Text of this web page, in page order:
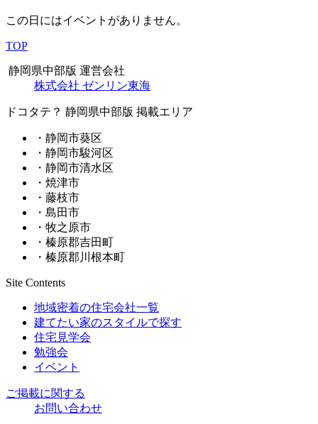
この日にはイベントがありません。
TOP
静岡県中部版 運営会社
株式会社 ゼンリン東海
ドコタテ？ 静岡県中部版 掲載エリア
・静岡市葵区
・静岡市駿河区
・静岡市清水区
・焼津市
・藤枝市
・島田市
・牧之原市
・榛原郡吉田町
・榛原郡川根本町
Site Contents
地域密着の住宅会社一覧
建てたい家のスタイルで探す
住宅見学会
勉強会
イベント
ご掲載に関する
お問い合わせ